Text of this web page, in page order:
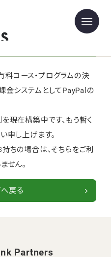
にともなう決済機能の準
コース・プログラムの決
金システムとしてPayPalの
現在構築中です、もう暫く
申し上げます。
ちの場合は、そちらをご利
せん。
戻る
Partners